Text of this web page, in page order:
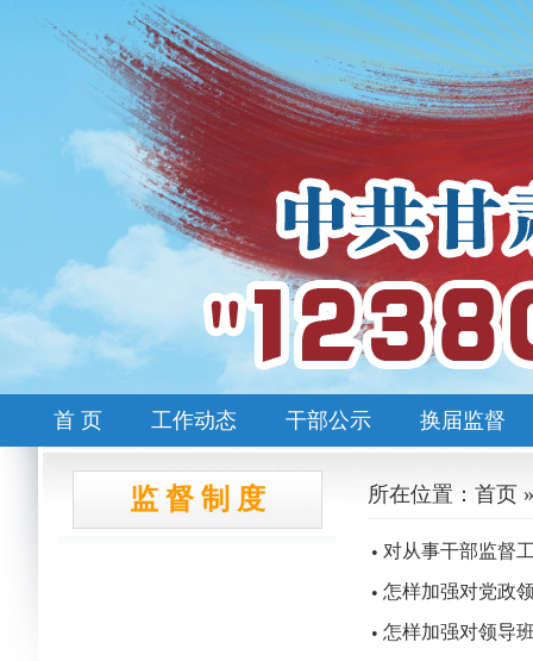
首 页 工作动态 干部公示 换届监督
监 督 制 度 所在位置：首页
• 对从事干部监督
• 怎样加强对党政
• 怎样加强对领导